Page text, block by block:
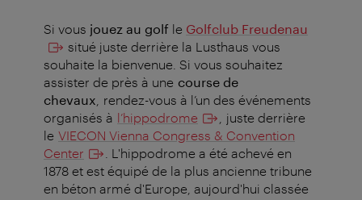
Si vous jouez au golf le Golfclub Freudenau
situé juste derrière la Lusthaus vous
souhaite la bienvenue. Si vous souhaitez
assister de près à une course de
chevaux , rendez-vous à l’un des événements
organisés à l’hippodrome
, juste derrière
le VIECON Vienna Congress & Convention
Center
L'hippodrome a été achevé en
1878 et est équipé de la plus ancienne tribune
en béton armé d'Europe, aujourd'hui classée